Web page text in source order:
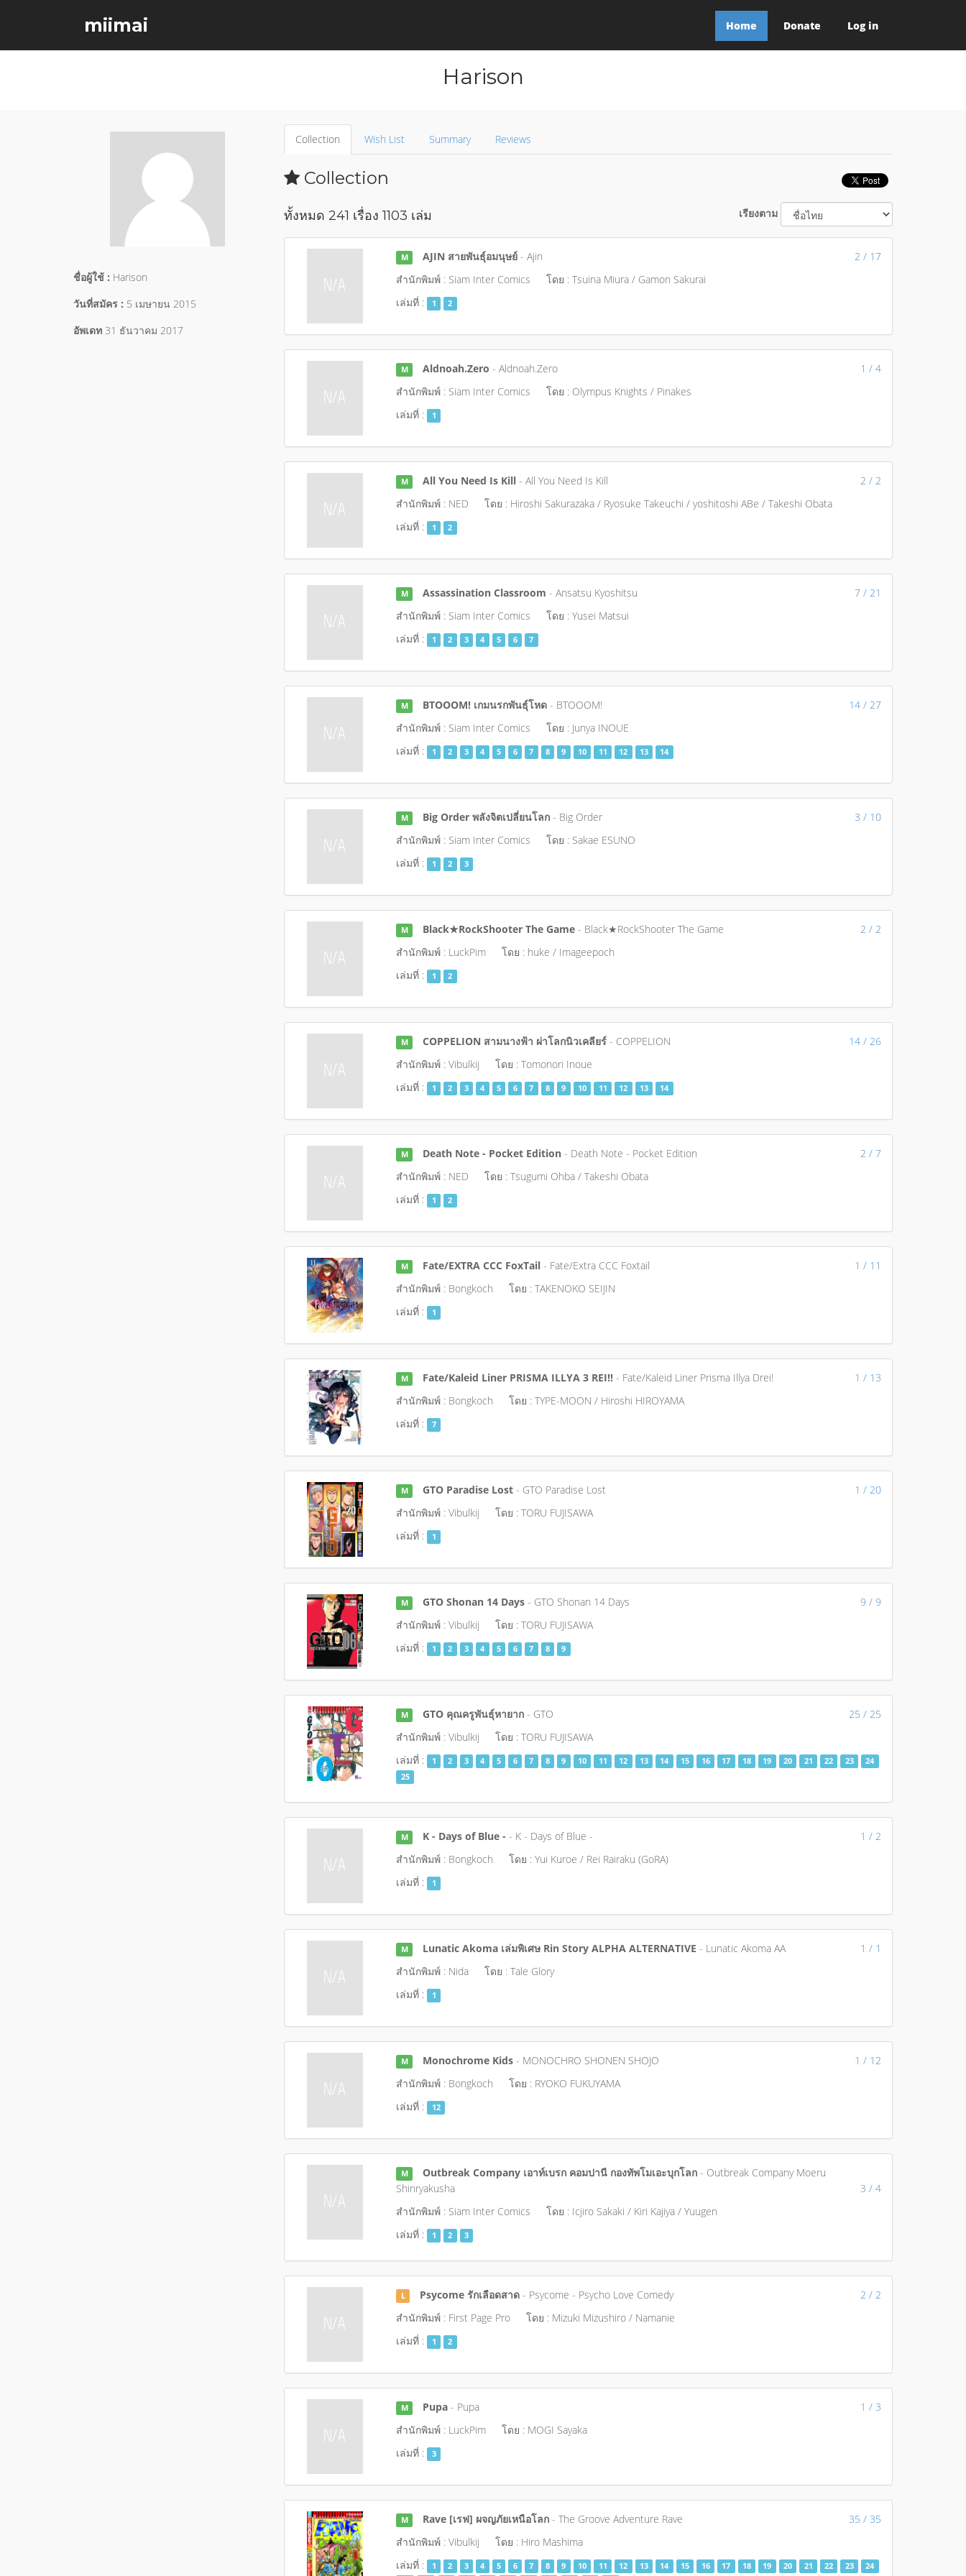
miimai Home Donate Log in
Harison
ชื่อผู้ใช้ : Harison
วันที่สมัคร : 5 เมษายน 2015
อัพเดท 31 ธันวาคม 2017
Collection Wish List Summary Reviews
Collection
ทั้งหมด 241 เรื่อง 1103 เล่ม เรียงตาม
M AJIN สายพันธุ์อมนุษย์ - Ajin
2 / 17
สำนักพิมพ์ : Siam Inter Comics
โดย : Tsuina Miura / Gamon Sakurai
เล่มที่ : 1 2
M Aldnoah.Zero - Aldnoah.Zero
1 / 4
สำนักพิมพ์ : Siam Inter Comics
โดย : Olympus Knights / Pinakes
เล่มที่ : 1
M All You Need Is Kill - All You Need Is Kill
2 / 2
สำนักพิมพ์ : NED
โดย : Hiroshi Sakurazaka / Ryosuke Takeuchi / yoshitoshi ABe / Takeshi Obata
เล่มที่ : 1 2
M Assassination Classroom - Ansatsu Kyoshitsu
7 / 21
สำนักพิมพ์ : Siam Inter Comics
โดย : Yusei Matsui
เล่มที่ : 1 2 3 4 5 6 7
M BTOOOM! เกมนรกพันธุ์โหด - BTOOOM!
14 / 27
สำนักพิมพ์ : Siam Inter Comics
โดย : Junya INOUE
เล่มที่ : 1 2 3 4 5 6 7 8 9 10 11 12 13 14
M Big Order พลังจิตเปลี่ยนโลก - Big Order
3 / 10
สำนักพิมพ์ : Siam Inter Comics
โดย : Sakae ESUNO
เล่มที่ : 1 2 3
M Black★RockShooter The Game - Black★RockShooter The Game
2 / 2
สำนักพิมพ์ : LuckPim
โดย : huke / Imageepoch
เล่มที่ : 1 2
M COPPELION สามนางฟ้า ผ่าโลกนิวเคลียร์ - COPPELION
14 / 26
สำนักพิมพ์ : Vibulkij
โดย : Tomonori Inoue
เล่มที่ : 1 2 3 4 5 6 7 8 9 10 11 12 13 14
M Death Note - Pocket Edition - Death Note - Pocket Edition
2 / 7
สำนักพิมพ์ : NED
โดย : Tsugumi Ohba / Takeshi Obata
เล่มที่ : 1 2
M Fate/EXTRA CCC FoxTail - Fate/Extra CCC Foxtail
1 / 11
สำนักพิมพ์ : Bongkoch
โดย : TAKENOKO SEIJIN
เล่มที่ : 1
M Fate/Kaleid Liner PRISMA ILLYA 3 REI!! - Fate/Kaleid Liner Prisma Illya Drei!
1 / 13
สำนักพิมพ์ : Bongkoch
โดย : TYPE-MOON / Hiroshi HIROYAMA
เล่มที่ : 7
M GTO Paradise Lost - GTO Paradise Lost
1 / 20
สำนักพิมพ์ : Vibulkij
โดย : TORU FUJISAWA
เล่มที่ : 1
M GTO Shonan 14 Days - GTO Shonan 14 Days
9 / 9
สำนักพิมพ์ : Vibulkij
โดย : TORU FUJISAWA
เล่มที่ : 1 2 3 4 5 6 7 8 9
M GTO คุณครูพันธุ์หายาก - GTO
25 / 25
สำนักพิมพ์ : Vibulkij
โดย : TORU FUJISAWA
เล่มที่ : 1 2 3 4 5 6 7 8 9 10 11 12 13 14 15 16 17 18 19 20 21 22 23
24
25
M K - Days of Blue - - K - Days of Blue -
1 / 2
สำนักพิมพ์ : Bongkoch
โดย : Yui Kuroe / Rei Rairaku (GoRA)
เล่มที่ : 1
M Lunatic Akoma เล่มพิเศษ Rin Story ALPHA ALTERNATIVE - Lunatic Akoma AA
1 / 1
สำนักพิมพ์ : Nida
โดย : Tale Glory
เล่มที่ : 1
M Monochrome Kids - MONOCHRO SHONEN SHOJO
1 / 12
สำนักพิมพ์ : Bongkoch
โดย : RYOKO FUKUYAMA
เล่มที่ : 12
M Outbreak Company เอาท์เบรก คอมปานี กองทัพโมเอะบุกโลก - Outbreak Company Moeru
Shinryakusha
3 / 4
สำนักพิมพ์ : Siam Inter Comics
โดย : Icjiro Sakaki / Kiri Kajiya / Yuugen
เล่มที่ : 1 2 3
L Psycome รักเลือดสาด - Psycome - Psycho Love Comedy
2 / 2
สำนักพิมพ์ : First Page Pro
โดย : Mizuki Mizushiro / Namanie
เล่มที่ : 1 2
M Pupa - Pupa
1 / 3
สำนักพิมพ์ : LuckPim
โดย : MOGI Sayaka
เล่มที่ : 3
M Rave [เรฟ] ผจญภัยเหนือโลก - The Groove Adventure Rave
35 / 35
สำนักพิมพ์ : Vibulkij
โดย : Hiro Mashima
เล่มที่ : 1 2 3 4 5 6 7 8 9 10 11 12 13 14 15 16 17 18 19 20 21 22 23 24